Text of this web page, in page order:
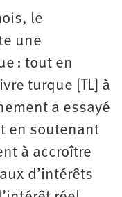
le
une
: tout en
turque [TL] à
a essayé
en soutenant
à accroître
d’intérêts